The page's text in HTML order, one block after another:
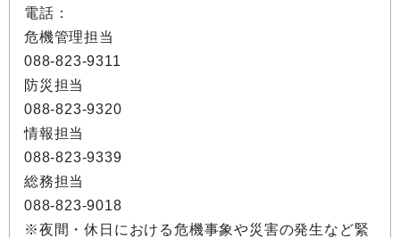
電話：
危機管理担当
088-823-9311
防災担当
088-823-9320
情報担当
088-823-9339
総務担当
088-823-9018
※夜間・休日における危機事象や災害の発生など緊